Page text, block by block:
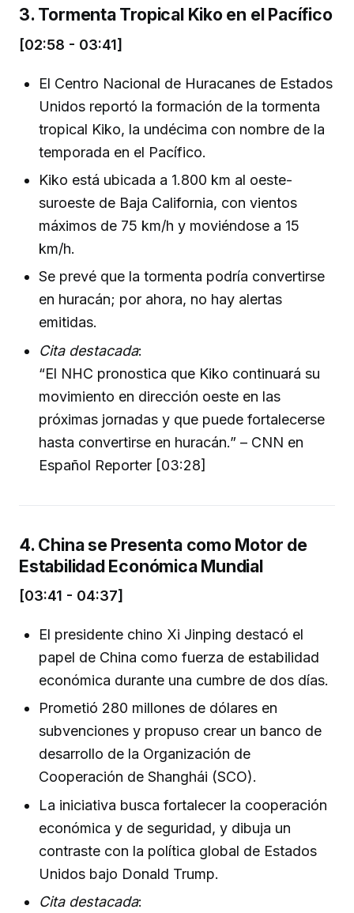
3. Tormenta Tropical Kiko en el Pacífico
[02:58 - 03:41]
El Centro Nacional de Huracanes de Estados
Unidos reportó la formación de la tormenta
tropical Kiko, la undécima con nombre de la
temporada en el Pacífico.
Kiko está ubicada a 1.800 km al oeste-
suroeste de Baja California, con vientos
máximos de 75 km/h y moviéndose a 15
km/h.
Se prevé que la tormenta podría convertirse
en huracán; por ahora, no hay alertas
emitidas.
Cita destacada:
“El NHC pronostica que Kiko continuará su
movimiento en dirección oeste en las
próximas jornadas y que puede fortalecerse
hasta convertirse en huracán.” – CNN en
Español Reporter [03:28]
4. China se Presenta como Motor de
Estabilidad Económica Mundial
[03:41 - 04:37]
El presidente chino Xi Jinping destacó el
papel de China como fuerza de estabilidad
económica durante una cumbre de dos días.
Prometió 280 millones de dólares en
subvenciones y propuso crear un banco de
desarrollo de la Organización de
Cooperación de Shanghái (SCO).
La iniciativa busca fortalecer la cooperación
económica y de seguridad, y dibuja un
contraste con la política global de Estados
Unidos bajo Donald Trump.
Cita destacada: